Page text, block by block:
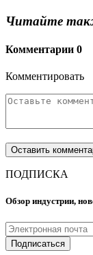
Читайте
Комментарии 0
Комментировать
ПОДПИСКА
Обзор индустрии,